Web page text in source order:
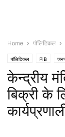
Home पॉलिटिकल
पॉलिटिकल PIB
केन्द्रीय
बिक्री के